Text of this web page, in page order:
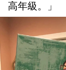
高年級。」